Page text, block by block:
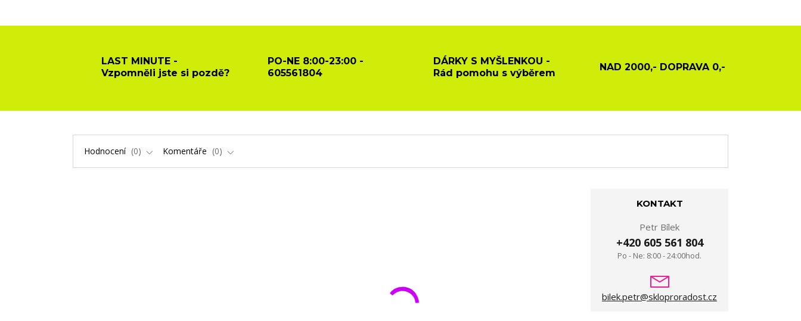
LAST MINUTE -
Vzpomněli jste si pozdě?
PO-NE 8:00-23:00 -
605561804
DÁRKY S MYŠLENKOU -
Rád pomohu s výběrem
NAD 2000,- DOPRAVA 0,-
Hodnocení 0 Komentáře 0
KONTAKT
Petr Bílek
+420 605 561 804
Po - Ne: 8:00 - 24:00hod.
bilek.petr@skloproradost.cz